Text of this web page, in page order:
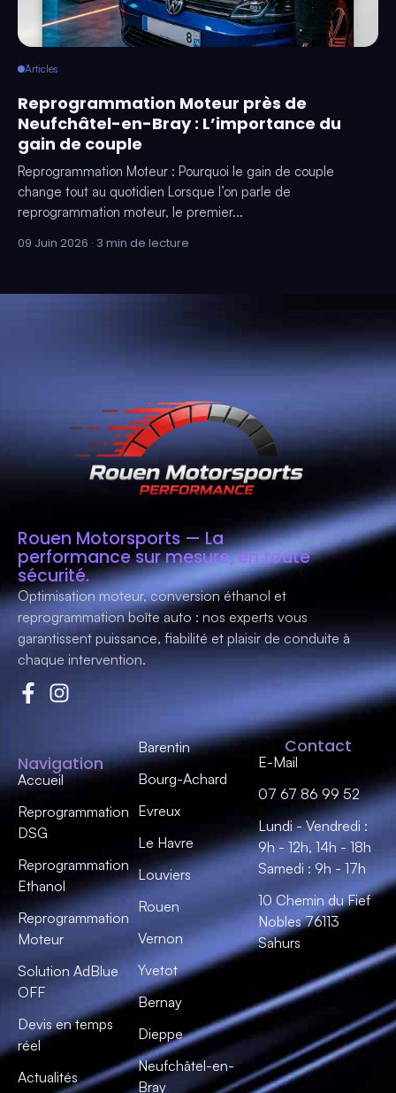
Articles
Reprogrammation Moteur près de
Neufchâtel-en-Bray : L’importance du
gain de couple
Reprogrammation Moteur : Pourquoi le gain de couple
change tout au quotidien Lorsque l’on parle de
reprogrammation moteur, le premier...
09 Juin 2026 · 3 min de lecture
Rouen Motorsports — La
performance sur mesure, en toute
sécurité.
Optimisation moteur, conversion éthanol et
reprogrammation boîte auto : nos experts vous
garantissent puissance, fiabilité et plaisir de conduiteà
chaque intervention.
Navigation
Accueil
Reprogrammation
DSG
Reprogrammation
Ethanol
Reprogrammation
Moteur
Solution AdBlue
OFF
Devis en temps
réel
Actualités
Barentin
Bourg-Achard
Evreux
Le Havre
Louviers
Rouen
Vernon
Yvetot
Bernay
Dieppe
Neufchâtel-en-
Bray
Contact
E-Mail
07 67 86 99 52
Lundi - Vendredi :
9h - 12h, 14h - 18h
Samedi : 9h - 17h
10 Chemin du Fief
Nobles 76113
Sahurs